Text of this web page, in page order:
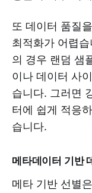
또 데이터 품질
최적화가 어렵
의 경우 랜덤 샘
이나 데이터 사
습니다. 그러면
터에 쉽게 적응
습니다.
메타데이터 기반
메타 기반 선별